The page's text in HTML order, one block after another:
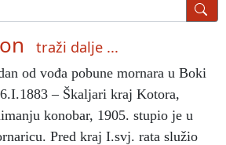
traži dalje ...
od vođa pobune mornara u Boki
– Škaljari kraj Kotora,
konobar, 1905. stupio je u
Pred kraj I.svj. rata služio